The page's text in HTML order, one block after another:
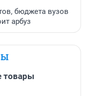
бюджета вузов
арбуз
товары